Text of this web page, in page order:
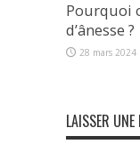
Pourquoi
d’ânesse ?
28 mars 2024
LAISSER UNE